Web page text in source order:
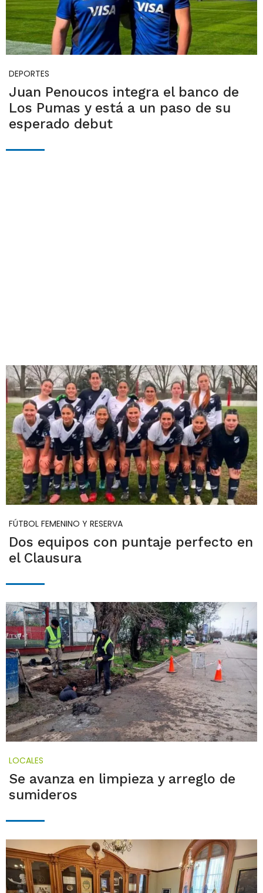
DEPORTES
Juan Penoucos integra el banco de
Los Pumas y está a un paso de su
esperado debut
FÚTBOL FEMENINO Y RESERVA
Dos equipos con puntaje perfecto en
el Clausura
LOCALES
Se avanza en limpieza y arreglo de
sumideros